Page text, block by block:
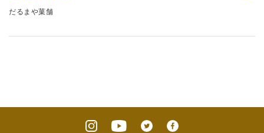
だるまや菓舗